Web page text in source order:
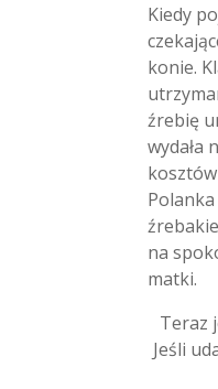
Kiedy
konie.
źrebię
wydała
na
matki.
Teraz
Jeśli